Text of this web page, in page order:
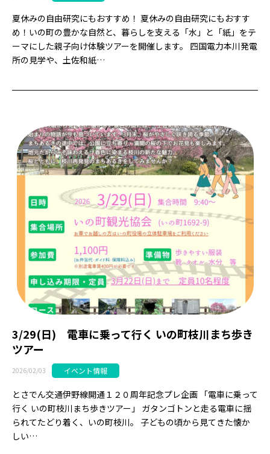
夏休みの自由研究にもおすすめ！ 夏休みの自由研究にもおすす
め！いの町の豊かな自然と、暮らしを支える「水」と「紙」をテ
ーマにした親子向け体験ツアーを開催します。 四国電力本川発電
所の見学や、土佐和紙…
3/29(日) 電車に乗って行く いの町枝川まち歩き
ツアー
2026/02/03 イベント情報
とさでん交通伊野線開通１２０周年記念プレ企画 「電車に乗って
行く いの町枝川まち歩きツアー」 ガタンゴトンと走る電車に揺
られてたどり着く、いの町枝川。 子どもの頃から見てきた懐か
しい…